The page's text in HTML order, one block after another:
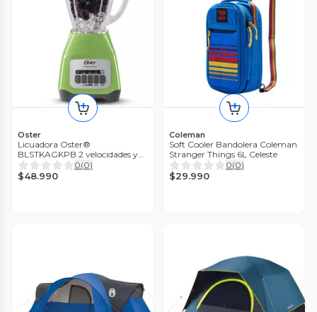
Oster
Licuadora Oster®
BLSTKAGKPB 2 velocidades y
vaso de vidrio 0(0)
$48.990
Coleman
Soft Cooler Bandolera Coleman
Stranger Things 6L Celeste
0(0)
$29.990